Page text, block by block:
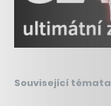
Související